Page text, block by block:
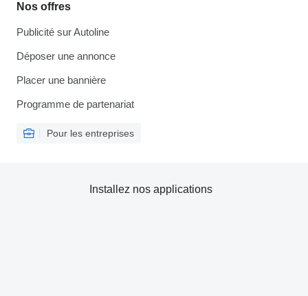
Nos offres
Publicité sur Autoline
Déposer une annonce
Placer une bannière
Programme de partenariat
Pour les entreprises
Installez nos applications